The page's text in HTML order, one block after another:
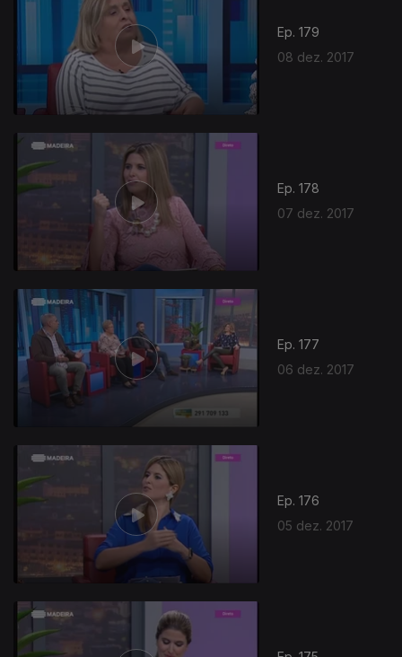
Ep. 179
08 dez. 2017
Ep. 178
07 dez. 2017
Ep. 177
06 dez. 2017
Ep. 176
05 dez. 2017